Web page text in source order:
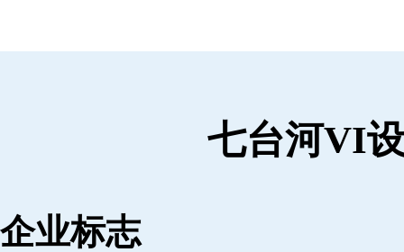
七台河VI
企业标志